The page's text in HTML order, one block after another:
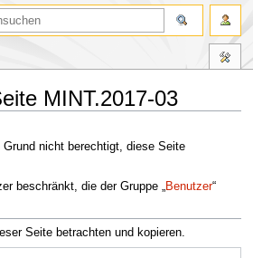
MINT.2017-03
nicht berechtigt, diese Seite
beschränkt, die der Gruppe „Benutzer“
Seite betrachten und kopieren.